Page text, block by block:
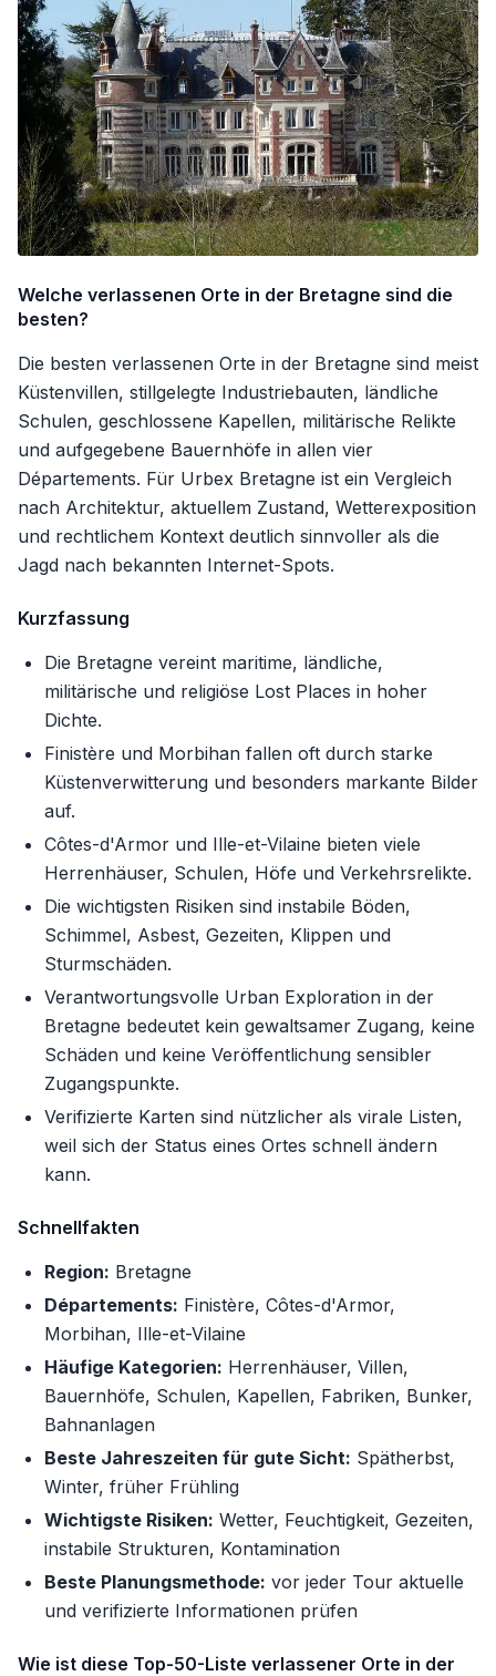
Welche verlassenen Orte in der Bretagne sind die
besten?
Die besten verlassenen Orte in der Bretagne sind meist
Küstenvillen, stillgelegte Industriebauten, ländliche
Schulen, geschlossene Kapellen, militärische Relikte
und aufgegebene Bauernhöfe in allen vier
Départements. Für Urbex Bretagne ist ein Vergleich
nach Architektur, aktuellem Zustand, Wetterexposition
und rechtlichem Kontext deutlich sinnvoller als die
Jagd nach bekannten Internet-Spots.
Kurzfassung
Die Bretagne vereint maritime, ländliche,
militärische und religiöse Lost Places in hoher
Dichte.
Finistère und Morbihan fallen oft durch starke
Küstenverwitterung und besonders markante Bilder
auf.
Côtes-d'Armor und Ille-et-Vilaine bieten viele
Herrenhäuser, Schulen, Höfe und Verkehrsrelikte.
Die wichtigsten Risiken sind instabile Böden,
Schimmel, Asbest, Gezeiten, Klippen und
Sturmschäden.
Verantwortungsvolle Urban Exploration in der
Bretagne bedeutet kein gewaltsamer Zugang, keine
Schäden und keine Veröffentlichung sensibler
Zugangspunkte.
Verifizierte Karten sind nützlicher als virale Listen,
weil sich der Status eines Ortes schnell ändern
kann.
Schnellfakten
Region: Bretagne
Départements: Finistère, Côtes-d'Armor,
Morbihan, Ille-et-Vilaine
Häufige Kategorien: Herrenhäuser, Villen,
Bauernhöfe, Schulen, Kapellen, Fabriken, Bunker,
Bahnanlagen
Beste Jahreszeiten für gute Sicht: Spätherbst,
Winter, früher Frühling
Wichtigste Risiken: Wetter, Feuchtigkeit, Gezeiten,
instabile Strukturen, Kontamination
Beste Planungsmethode: vor jeder Tour aktuelle
und verifizierte Informationen prüfen
Wie ist diese Top-50-Liste verlassener Orte in der